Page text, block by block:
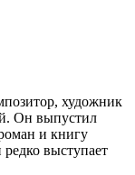
художник
Он выпустил
и книгу
выступает